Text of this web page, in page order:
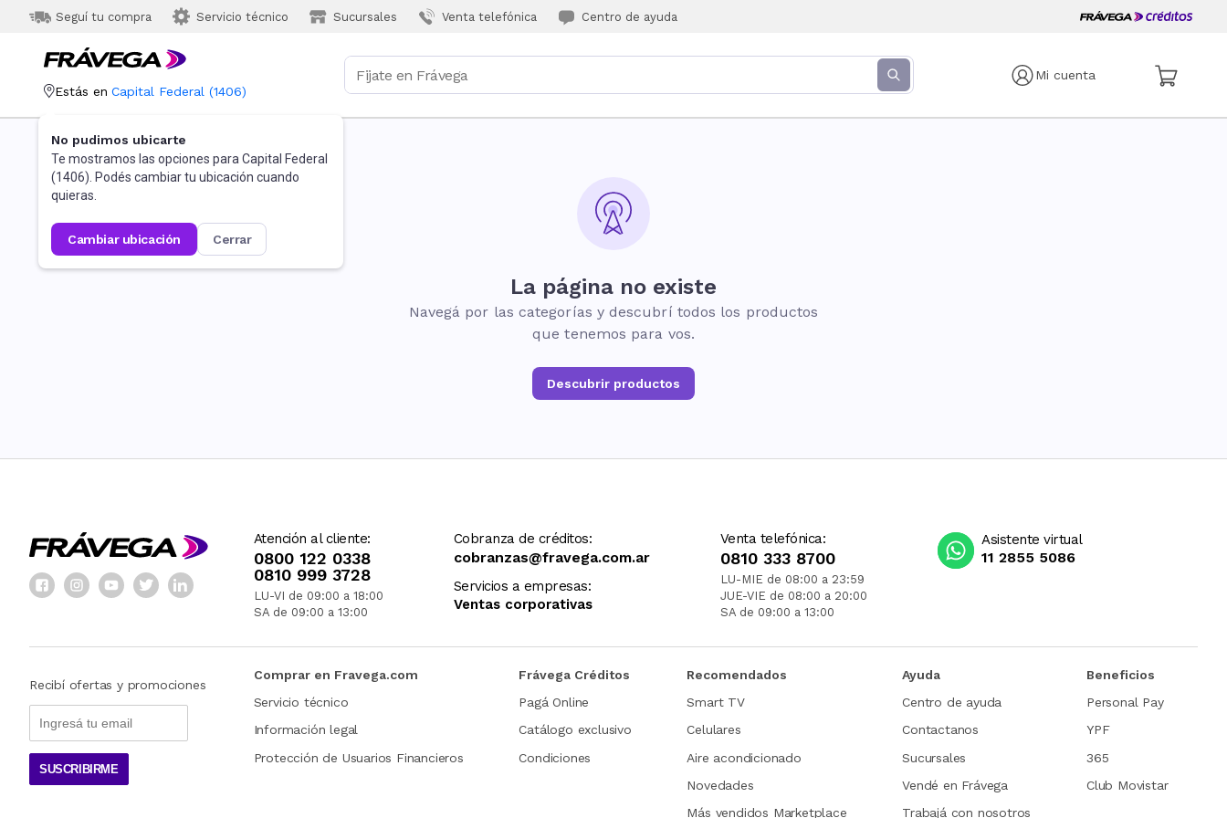
Seguí tu compra Servicio técnico Sucursales Venta telefónica Centro de ayuda
Mi cuenta
Estás en Capital Federal (1406)
No pudimos ubicarte
Te mostramos las opciones para Capital Federal
(1406). Podés cambiar tu ubicación cuando
quieras.
cambiar ubicación cerrar
La página no existe
Navegá por las categorías y descubrí todos los productos
que tenemos para vos.
Descubrir productos
Atención al cliente:
0800 122 0338
0810 999 3728
LU-VI de 09:00 a 18:00
SA de 09:00 a 13:00
Cobranza de créditos:
cobranzas@fravega.com.ar
Servicios a empresas:
Ventas corporativas
Venta telefónica:
0810 333 8700
LU-MIE de 08:00 a 23:59
JUE-VIE de 08:00 a 20:00
SA de 09:00 a 13:00
Asistente virtual
11 2855 5086
Recibí ofertas y promociones
SUSCRIBIRME
Comprar en Fravega.com
Servicio técnico
Información legal
Protección de Usuarios Financieros
Frávega Créditos
Pagá Online
Catálogo exclusivo
Condiciones
Recomendados
Smart TV
Celulares
Aire acondicionado
Novedades
Más vendidos Marketplace
Ayuda
Centro de ayuda
Contactanos
Sucursales
Vendé en Frávega
Trabajá con nosotros
Beneficios
Personal Pay
YPF
365
Club Movistar